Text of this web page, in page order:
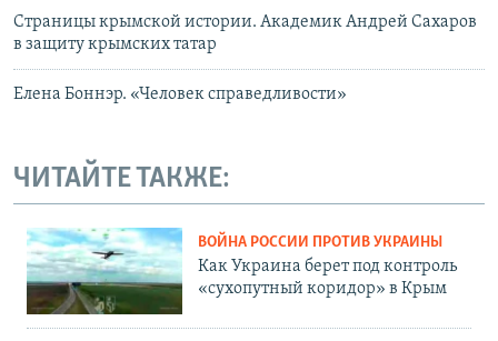
Страницы крымской истории. Академик Андрей Сахаров
в защиту крымских татар
Елена Боннэр. «Человек справедливости»
ЧИТАЙТЕ ТАКЖЕ:
ВОЙНА РОССИИ ПРОТИВ УКРАИНЫ
Как Украина берет под контроль
«сухопутный коридор» в Крым